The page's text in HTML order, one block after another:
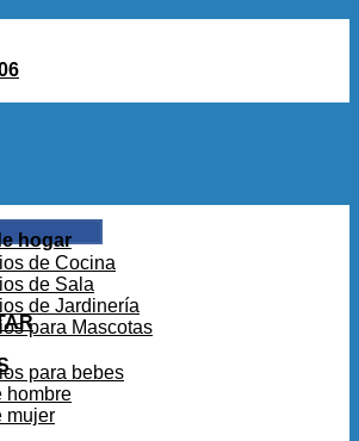
hogar
de Cocina
de Sala
de Jardinería
para Mascotas
para bebes
hombre
mujer